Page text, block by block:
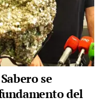
se
del